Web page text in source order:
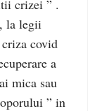
crizei ” .
la legii
covid
a
mica sau
” in